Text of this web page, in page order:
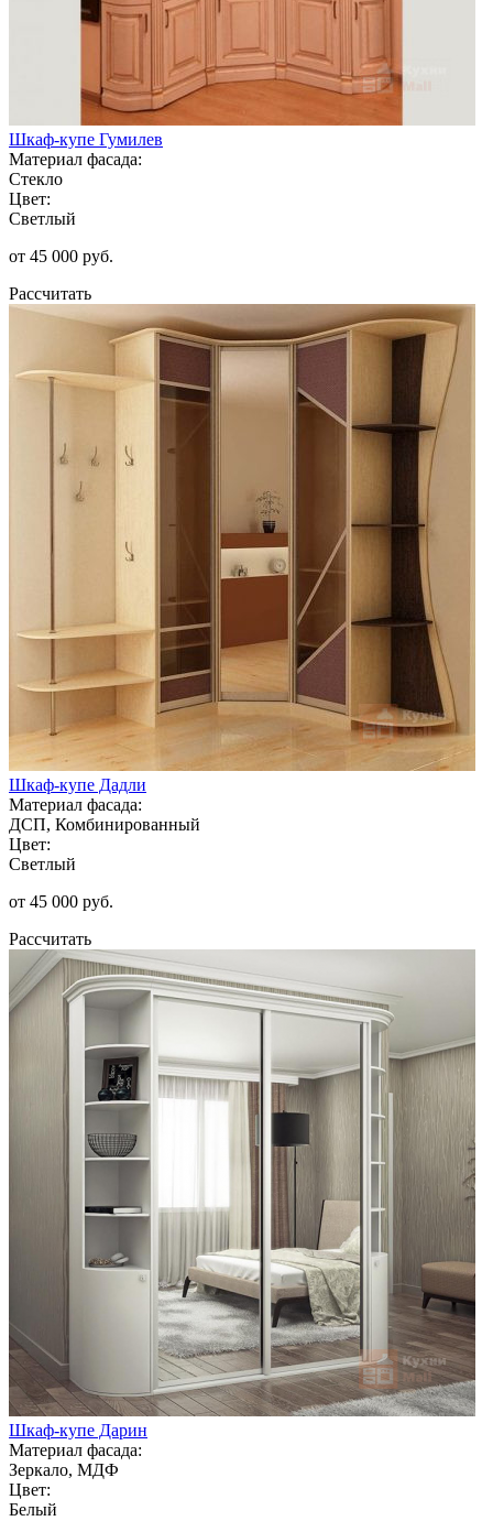
Шкаф-купе Гумилев
Материал фасада:
Стекло
Цвет:
Светлый
от 45 000 руб.
Рассчитать
Шкаф-купе Дадли
Материал фасада:
ДСП, Комбинированный
Цвет:
Светлый
от 45 000 руб.
Рассчитать
Шкаф-купе Дарин
Материал фасада:
Зеркало, МДФ
Цвет:
Белый